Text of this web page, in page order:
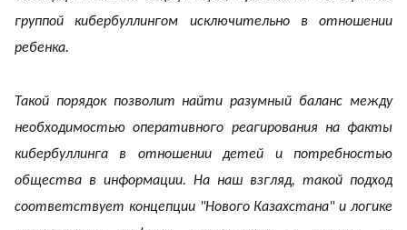
группой кибербуллингом исключительно в отношении
ребенка.
Такой порядок позволит найти разумный баланс между
необходимостью оперативного реагирования на факты
кибербуллинга в отношении детей и потребностью
общества в информации. На наш взгляд, такой подход
соответствует концепции "Нового Казахстана" и логике